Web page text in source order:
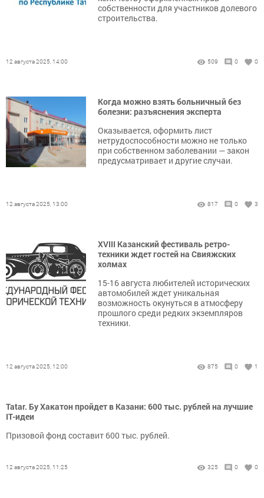
собственности для участников долевого
строительства.
12 августа 2025, 14:00 509 0 0
Когда можно взять больничный без
болезни: разъяснения эксперта
Оказывается, оформить лист
нетрудоспособности можно не только
при собственном заболевании — закон
предусматривает и другие случаи.
12 августа 2025, 13:00 817 0 3
XVIII Казанский фестиваль ретро-
техники ждет гостей на Свияжских
холмах
15-16 августа любителей исторических
автомобилей ждет уникальная
возможность окунуться в атмосферу
прошлого среди редких экземпляров
техники.
12 августа 2025, 12:00 875 0 1
Tatar. Бу Хакатон пройдет в Казани: 600 тыс. рублей на лучшие
IT-идеи
Призовой фонд составит 600 тыс. рублей.
12 августа 2025, 11:25 325 0 0